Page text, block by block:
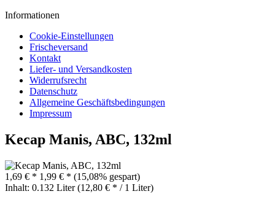
Informationen
Cookie-Einstellungen
Frischeversand
Kontakt
Liefer- und Versandkosten
Widerrufsrecht
Datenschutz
Allgemeine Geschäftsbedingungen
Impressum
Kecap Manis, ABC, 132ml
1,69 € * 1,99 € * (15,08% gespart)
Inhalt: 0.132 Liter (12,80 € * / 1 Liter)